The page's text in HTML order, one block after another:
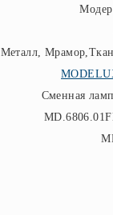
Металл,
Сменная